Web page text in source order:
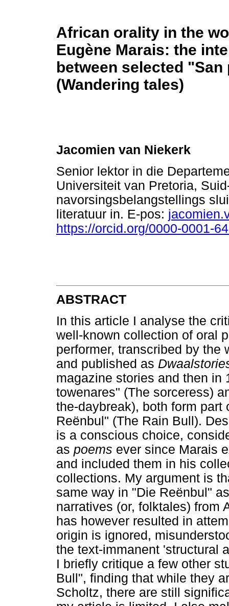
African orality in the
Eugène Marais: the
between selected
(Wandering tales)
Jacomien van Niekerk
Senior lektor in die
Universiteit van Pretoria,
navorsingsbelangstellings
literatuur in. E-pos:
https://orcid.org/0000-0001-
ABSTRACT
In this article I analyse the
well-known collection of oral
performer, transcribed by the
and published as
magazine stories and then in
towenares" (The sorceress)
the-daybreak), both form
Reënbul" (The Rain Bull).
is a conscious choice,
as poems ever since Marais
and included them in his
collections. My argument is
same way in "Die Reënbul"
narratives (or, folktales) from
has however resulted in
origin is ignored,
the text-immanent 'structural
I briefly critique a few other
Bull", finding that while they
Scholtz, there are still